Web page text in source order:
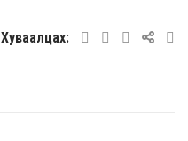
Хуваалцах: